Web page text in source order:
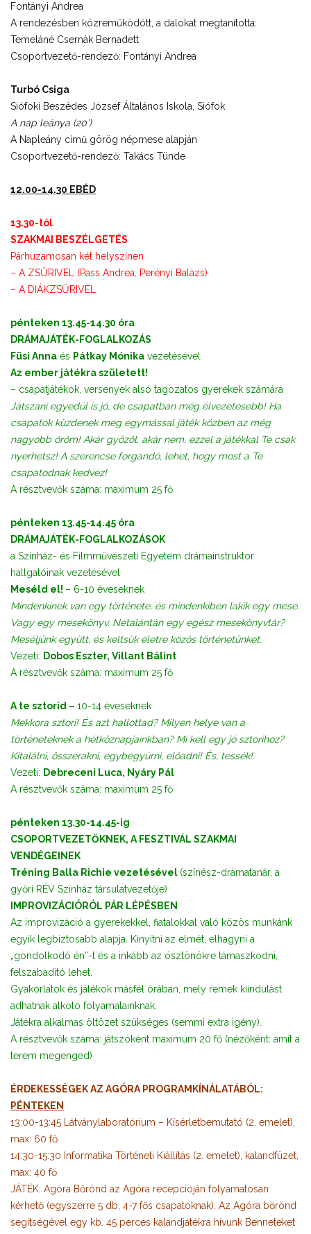
Fontányi Andrea
A rendezésben közreműködött, a dalokat megtanította:
Temeláné Csernák Bernadett
Csoportvezető-rendező: Fontányi Andrea
Turbó Csiga
Siófoki Beszédes József Általános Iskola, Siófok
A nap leánya (20’)
A Napleány című görög népmese alapján
Csoportvezető-rendező: Takács Tünde
12.00-14.30 EBÉD
13.30-tól
SZAKMAI BESZÉLGETÉS
Párhuzamosan két helyszínen
– A ZSŰRIVEL (Pass Andrea, Perényi Balázs)
– A DIÁKZSŰRIVEL
pénteken 13.45-14.30 óra
DRÁMAJÁTÉK-FOGLALKOZÁS
Füsi Anna és Pátkay Mónika vezetésével
Az ember játékra született!
– csapatjátékok, versenyek alsó tagozatos gyerekek számára
Játszani egyedül is jó, de csapatban még élvezetesebb! Ha
csapatok küzdenek meg egymással játék közben az még
nagyobb öröm! Akár győzöl, akár nem, ezzel a játékkal Te csak
nyerhetsz! A szerencse forgandó, lehet, hogy most a Te
csapatodnak kedvez!
A résztvevők száma: maximum 25 fő
pénteken 13.45-14.45 óra
DRÁMAJÁTÉK-FOGLALKOZÁSOK
a Színház- és Filmművészeti Egyetem drámainstruktor
hallgatóinak vezetésével
Meséld el! – 6-10 éveseknek
Mindenkinek van egy története, és mindenkiben lakik egy mese.
Vagy egy mesekönyv. Netalántán egy egész mesekönyvtár?
Meséljünk együtt, és keltsük életre közös történetünket.
Vezeti: Dobos Eszter, Villant Bálint
A résztvevők száma: maximum 25 fő
A te sztorid – 10-14 éveseknek
Mekkora sztori! És azt hallottad? Milyen helye van a
történeteknek a hétköznapjainkban? Mi kell egy jó sztorihoz?
Kitalálni, összerakni, egybegyúrni, előadni! És, tessék!
Vezeti: Debreceni Luca, Nyáry Pál
A résztvevők száma: maximum 25 fő
pénteken 13.30-14.45-ig
CSOPORTVEZETŐKNEK, A FESZTIVÁL SZAKMAI
VENDÉGEINEK
Tréning Balla Richie vezetésével (színész-drámatanár, a
győri RÉV Színház társulatvezetője)
IMPROVIZÁCIÓRÓL PÁR LÉPÉSBEN
Az improvizáció a gyerekekkel, fiatalokkal való közös munkánk
egyik legbiztosabb alapja. Kinyitni az elmét, elhagyni a
„gondolkodó én”-t és a inkább az ösztönökre támaszkodni,
felszabadító lehet.
Gyakorlatok és játékok másfél órában, mely remek kiindulást
adhatnak alkotó folyamatainknak.
Játékra alkalmas öltözet szükséges (semmi extra igény).
A résztvevők száma: játszóként maximum 20 fő (nézőként: amit a
terem megenged)
ÉRDEKESSÉGEK AZ AGÓRA PROGRAMKÍNÁLATÁBÓL:
PÉNTEKEN
13:00-13:45 Látványlaboratórium – Kísérletbemutató (2. emelet),
max: 60 fő
14:30-15:30 Informatika Történeti Kiállítás (2. emelet), kalandfüzet,
max: 40 fő
JÁTÉK: Agóra Bőrönd az Agóra recepcióján folyamatosan
kérhető (egyszerre 5 db, 4-7 fős csapatoknak). Az Agóra bőrönd
segítségével egy kb. 45 perces kalandjátékra hívunk Benneteket